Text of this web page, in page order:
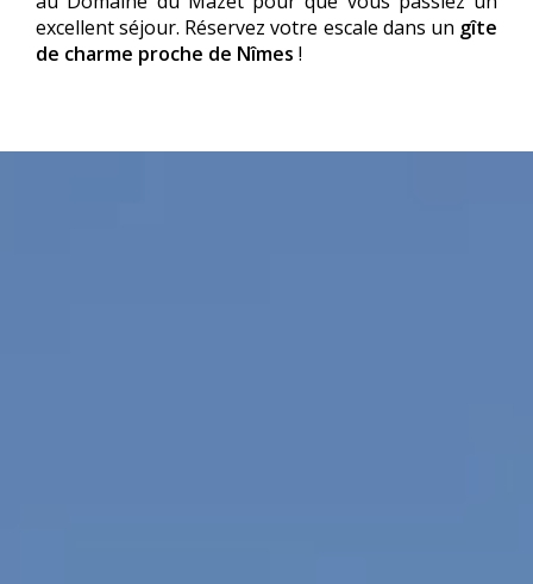
excellent séjour. Réservez votre escale dans un gîte
de charme proche de Nîmes !